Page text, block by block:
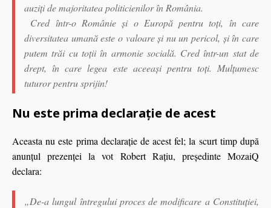
auziţi de majoritatea politicienilor în România.
Cred într-o Românie şi o Europă pentru toţi, în care
diversitatea umană este o valoare şi nu un pericol, şi în care
putem trăi cu toţii în armonie socială. Cred într-un stat de
drept, în care legea este aceeaşi pentru toţi. Mulţumesc
tuturor pentru sprijin!
Nu este prima declaraţie de acest
Aceasta nu este prima declaraţie de acest fel; la scurt timp după
anunţul prezenţei la vot Robert Raţiu, preşedinte MozaiQ
declara:
„De-a lungul întregului proces de modificare a Constituţiei,